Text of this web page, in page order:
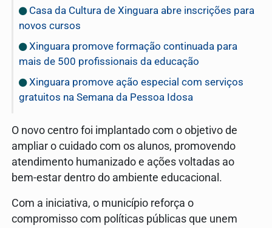
Casa da Cultura de Xinguara abre inscrições para
novos cursos
Xinguara promove formação continuada para
mais de 500 profissionais da educação
Xinguara promove ação especial com serviços
gratuitos na Semana da Pessoa Idosa
O novo centro foi implantado com o objetivo de
ampliar o cuidado com os alunos, promovendo
atendimento humanizado e ações voltadas ao
bem-estar dentro do ambiente educacional.
Com a iniciativa, o município reforça o
compromisso com políticas públicas que unem